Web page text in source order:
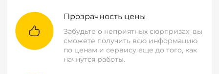
Прозрачность цены
Забудьте о неприятных сюрпризах: вы
сможете получить всю информацию
по ценам и сервису еще до того, как
начнутся работы.